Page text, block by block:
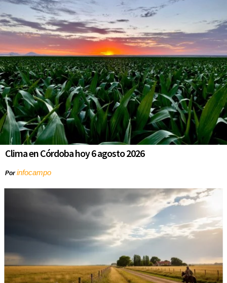
Clima en Córdoba hoy 6 agosto 2026
Porinfocampo